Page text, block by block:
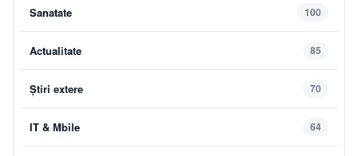
Sanatate 100
Actualitate 85
Știri extere 70
IT & Mbile 64